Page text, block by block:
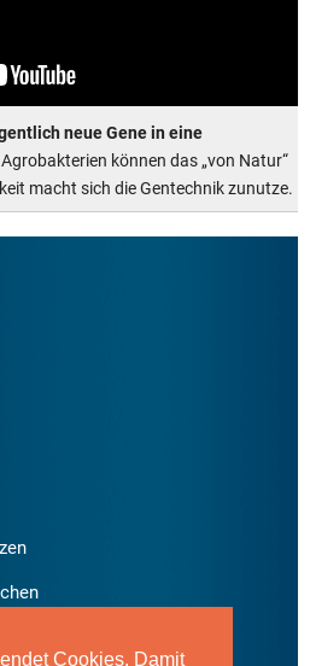
Cookies. Damit
neue Gene in eine
Agrobakterien können das „von Natur“
macht sich die Gentechnik zunutze.